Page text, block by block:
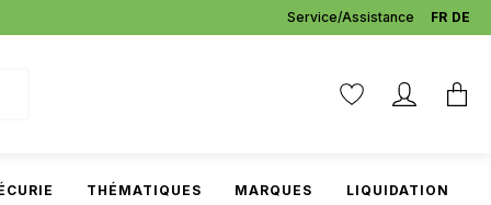
Service/Assistance DE
FR
THÉMATIQUES MARQUES LIQUIDATION